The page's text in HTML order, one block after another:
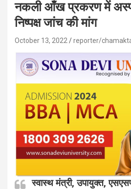
नकली आँख प्रकरण में
निष्पक्ष जांच की मांग
October 13, 2022 reporter/
स्वास्थ मंत्री, उपायुक्त,